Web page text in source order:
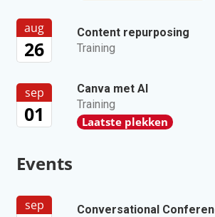
aug
26
Content repurposing
Training
sep
01
Canva met AI
Training
Laatste plekken
Events
sep
Conversational